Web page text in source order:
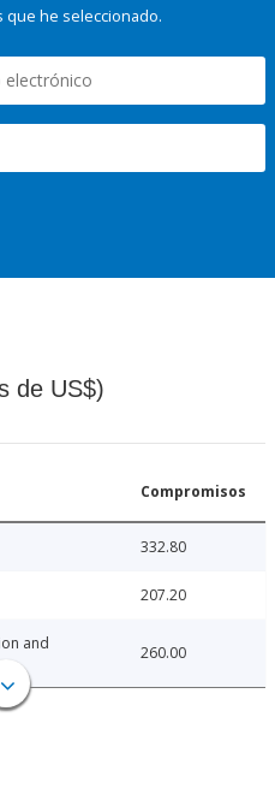
he seleccionado.
de US$)
Compromisos
332.80
207.20
and
260.00